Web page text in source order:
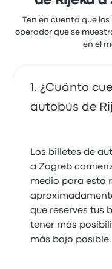
Ten en cuenta que los
operador que se
en el
¿Cuánto
autobús de
Los billetes de
a Zagreb
medio para esta
que reserves tus
tener más
más bajo posible.